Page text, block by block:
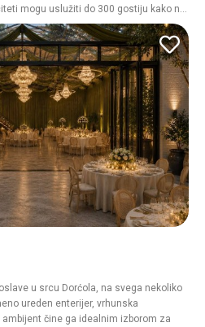
mogu uslužiti do 300 gostiju kako na
Villa Viko nije samo mesto, ona
Villa nudi kapacitet
prostoru. Sadržaj smo
mladenačkog
za još 33 gostiju.
ureden enterijer, vrhunska
čine ga idealnim izborom za